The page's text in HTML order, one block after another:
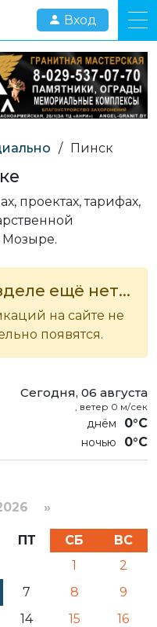
Вход
/ Пинск
проектах, тарифах,
Мозыре.
ещё нет...
на сайте не
появятся.
Сегодня, 06 августа
, ветер 0 м/сек
0°C
0°C
»
ПТ СБ
ВС
1
2
7 8
9
14 15
16